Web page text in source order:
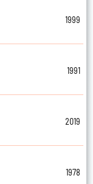
1999
1991
2019
1978